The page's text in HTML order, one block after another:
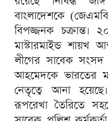
বাংলাদেশকে
বিপজ্জনক চক্রান্ত।
মাস্টারমাইন্ড শায়খ
লীগের সাবেক সংসদ
আহমেদকে ভারতের
নেতৃত্বে আনা
রূপরেখা তৈরিতে